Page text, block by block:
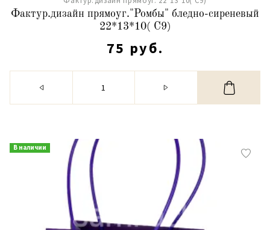
Фактур.дизайн прямоуг."Ромбы" бледно-сиреневый
22*13*10( С9)
75 руб.
В наличии